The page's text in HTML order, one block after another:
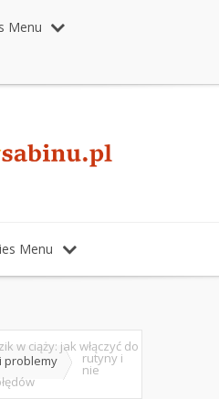
Menu
Menu
problemy
w ciąży: jak włączyć do
rutyny i
nie